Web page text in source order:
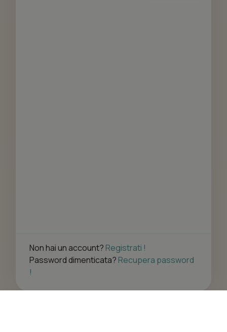
Non hai un account? Registrati !
Password dimenticata? Recupera password
!